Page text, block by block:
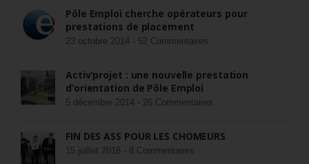
Pôle Emploi cherche opérateurs pour
prestations de placement
23 octobre 2014 - 52 Commentaires
Activ’projet : une nouvelle prestation
d’orientation de Pôle Emploi
5 décembre 2014 - 26 Commentaires
FIN DES ASS POUR LES CHÔMEURS
15 juillet 2018 - 8 Commentaires